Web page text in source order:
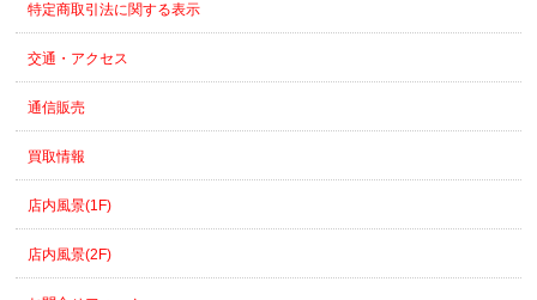
特定商取引法に関する表示
交通・アクセス
通信販売
買取情報
店内風景(1F)
店内風景(2F)